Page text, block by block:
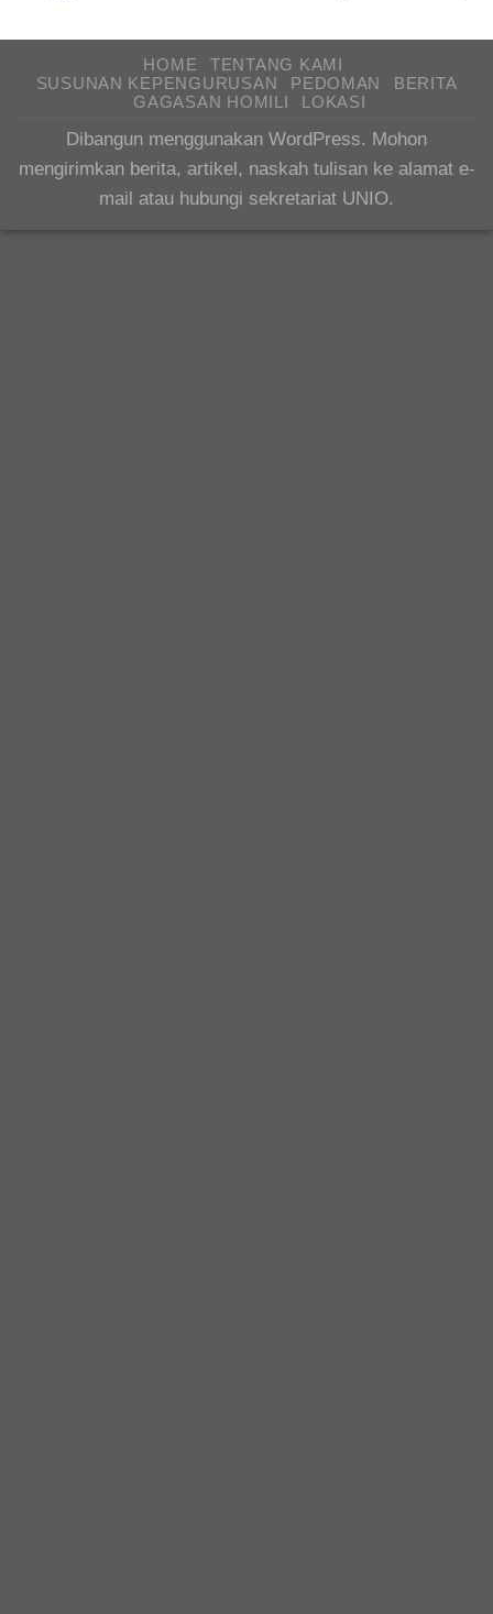
HOME
TENTANG KAMI
SUSUNAN KEPENGURUSAN
PEDOMAN
BERITA
GAGASAN HOMILI
LOKASI
Dibangun menggunakan WordPress. Mohon
mengirimkan berita, artikel, naskah tulisan ke alamat e-
mail atau hubungi sekretariat UNIO.